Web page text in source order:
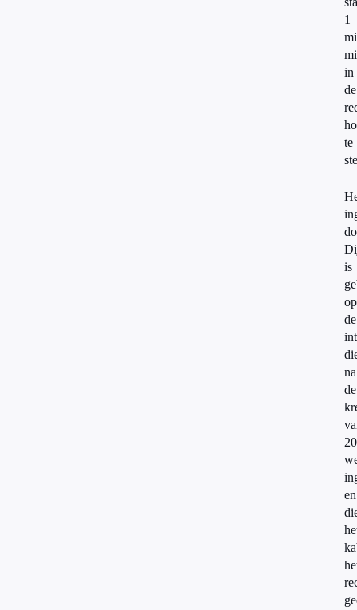
1
in
de
te
is
op
de
na
de
en